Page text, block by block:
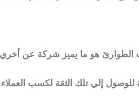
الطوارئ هو ما يميز شركة عن أخري
للوصول إلي تلك الثقة لكسب